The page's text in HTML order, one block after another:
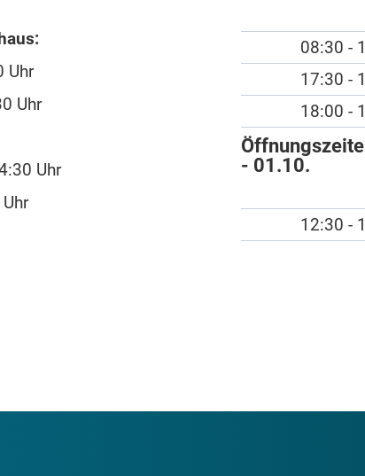
Uhr
Uhr
Uhr
08:30 -
17:30 -
18:00 -
- 01.10.
12:30 -